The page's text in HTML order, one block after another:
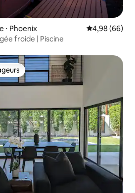
⋅ Phoenix Évaluation
4,98 (66)
froide | Piscine
les plus appréciés